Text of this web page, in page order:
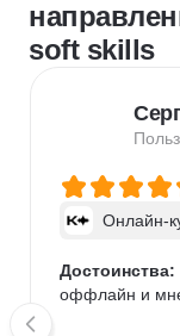
soft skills
Онлайн-
Достоинства:
оффлайн и